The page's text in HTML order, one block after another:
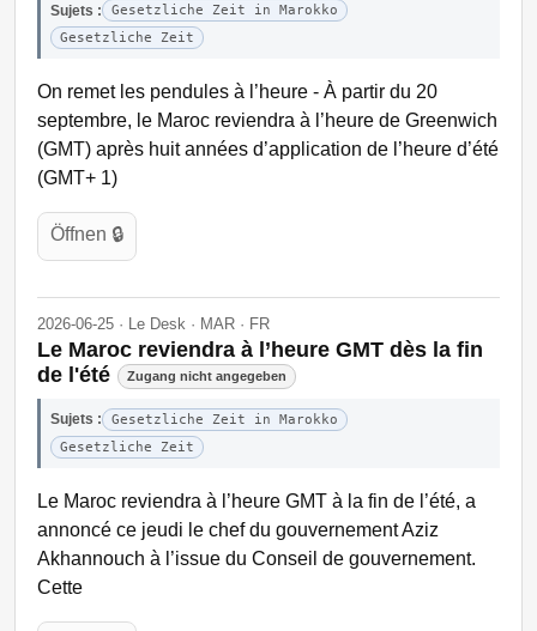
Sujets :
Gesetzliche Zeit in Marokko
Gesetzliche Zeit
On remet les pendules à l’heure - À partir du 20
septembre, le Maroc reviendra à l’heure de Greenwich
(GMT) après huit années d’application de l’heure d’été
(GMT+ 1)
Öffnen 🔒
2026-06-25 · Le Desk · MAR · FR
Le Maroc reviendra à l’heure GMT dès la fin
de l'été
Zugang nicht angegeben
Sujets :
Gesetzliche Zeit in Marokko
Gesetzliche Zeit
Le Maroc reviendra à l’heure GMT à la fin de l’été, a
annoncé ce jeudi le chef du gouvernement Aziz
Akhannouch à l’issue du Conseil de gouvernement.
Cette